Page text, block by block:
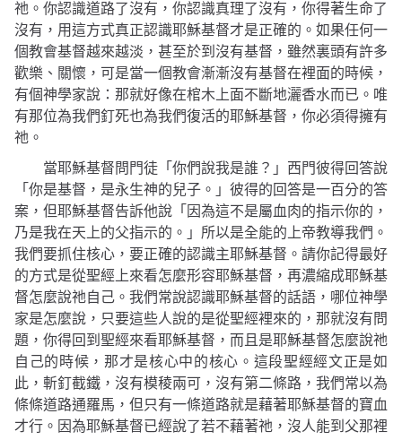
祂。你認識道路了沒有，你認識真理了沒有，你得著生命了
沒有，用這方式真正認識耶穌基督才是正確的。如果任何一
個教會基督越來越淡，甚至於到沒有基督，雖然裏頭有許多
歡樂、關懷，可是當一個教會漸漸沒有基督在裡面的時候，
有個神學家說：那就好像在棺木上面不斷地灑香水而已。唯
有那位為我們釘死也為我們復活的耶穌基督，你必須得擁有
祂。
當耶穌基督問門徒 「你們說我是誰？」 西門彼得回答說
「你是基督，是永生神的兒子。」 彼得的回答是一百分的答
案，但耶穌基督告訴他說 「因為這不是屬血肉的指示你的，
乃是我在天上的父指示的。」 所以是全能的上帝教導我們。
我們要抓住核心，要正確的認識主耶穌基督。請你記得最好
的方式是從聖經上來看怎麼形容耶穌基督，再濃縮成耶穌基
督怎麼說祂自己。我們常說認識耶穌基督的話語，哪位神學
家是怎麼說，只要這些人說的是從聖經裡來的，那就沒有問
題，你得回到聖經來看耶穌基督，而且是耶穌基督怎麼說祂
自己的時候，那才是核心中的核心。這段聖經經文正是如
此，斬釘截鐵，沒有模稜兩可，沒有第二條路，我們常以為
條條道路通羅馬，但只有一條道路就是藉著耶穌基督的寶血
才行。因為耶穌基督已經說了若不藉著祂，沒人能到父那裡